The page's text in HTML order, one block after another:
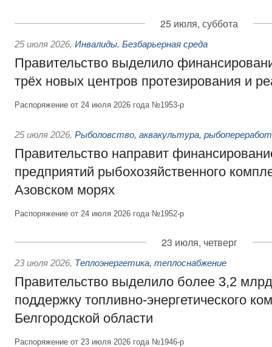
25 июля, суббота
25 июля 2026, Инвалиды. Безбарьерная среда
Правительство выделило
трёх новых центров протезирования и
Распоряжение от 24 июля 2026 года №1953-р
25 июля 2026, Рыболовство, аквакультура,
Правительство направит
предприятий рыбохозяйственного
Азовском морях
Распоряжение от 24 июля 2026 года №1952-р
23 июля, четверг
23 июля 2026, Теплоэнергетика, теплоснабжение
Правительство выделило более 3,2
поддержку топливно-энергетического
Белгородской области
Распоряжение от 23 июля 2026 года №1946-р